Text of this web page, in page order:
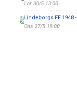
Lör 30/5 13:00
Lindeborgs FF 1948 -
Ons 27/5 19:00